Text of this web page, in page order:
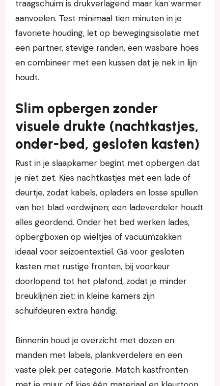
traagschuim is drukverlagend maar kan warmer
aanvoelen. Test minimaal tien minuten in je
favoriete houding, let op bewegingsisolatie met
een partner, stevige randen, een wasbare hoes
en combineer met een kussen dat je nek in lijn
houdt.
Slim opbergen zonder
visuele drukte (nachtkastjes,
onder-bed, gesloten kasten)
Rust in je slaapkamer begint met opbergen dat
je niet ziet. Kies nachtkastjes met een lade of
deurtje, zodat kabels, opladers en losse spullen
van het blad verdwijnen; een ladeverdeler houdt
alles geordend. Onder het bed werken lades,
opbergboxen op wieltjes of vacuümzakken
ideaal voor seizoentextiel. Ga voor gesloten
kasten met rustige fronten, bij voorkeur
doorlopend tot het plafond, zodat je minder
breuklijnen ziet; in kleine kamers zijn
schuifdeuren extra handig.
Binnenin houd je overzicht met dozen en
manden met labels, plankverdelers en een
vaste plek per categorie. Match kastfronten